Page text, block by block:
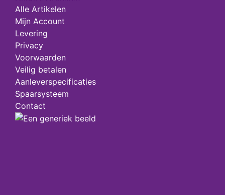
Alle Artikelen
Mijn Account
Levering
Privacy
Voorwaarden
Veilig betalen
Aanleverspecificaties
Spaarsysteem
Contact